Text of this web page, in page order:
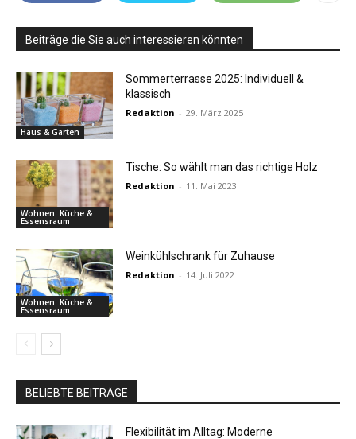
Beiträge die Sie auch interessieren könnten
Haus & Garten
Sommerterrasse 2025: Individuell &
klassisch
Redaktion - 29. März 2025
Wohnen: Küche &
Essensraum
Tische: So wählt man das richtige Holz
Redaktion - 11. Mai 2023
Wohnen: Küche &
Essensraum
Weinkühlschrank für Zuhause
Redaktion - 14. Juli 2022
BELIEBTE BEITRÄGE
Flexibilität im Alltag: Moderne